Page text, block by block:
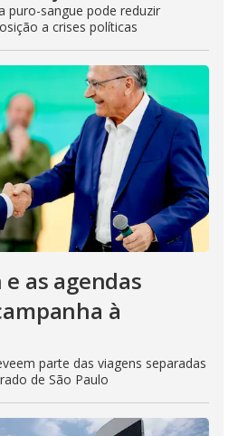
puro-sangue pode reduzir
a crises políticas
as agendas
à
parte das viagens separadas
de São Paulo